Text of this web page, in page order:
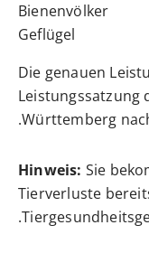
Bienenvölker
Geflügel
Die genauen
Leistungssatzung
Württemberg
Hinweis: Sie
Tierverluste